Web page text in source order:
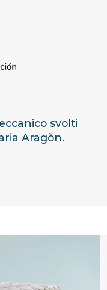
svolti
Aragòn.